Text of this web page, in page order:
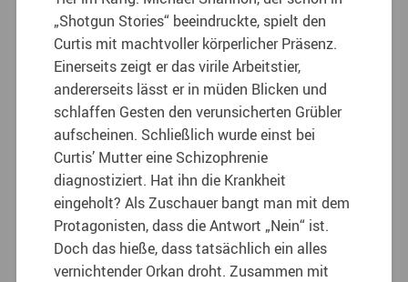
„Shotgun Stories“ beeindruckte, spielt den
Curtis mit machtvoller körperlicher Präsenz.
Einerseits zeigt er das virile Arbeitstier,
andererseits lässt er in müden Blicken und
schlaffen Gesten den verunsicherten Grübler
aufscheinen. Schließlich wurde einst bei
Curtis’ Mutter eine Schizophrenie
diagnostiziert. Hat ihn die Krankheit
eingeholt? Als Zuschauer bangt man mit dem
Protagonisten, dass die Antwort „Nein“ ist.
Doch das hieße, dass tatsächlich ein alles
vernichtender Orkan droht. Zusammen mit